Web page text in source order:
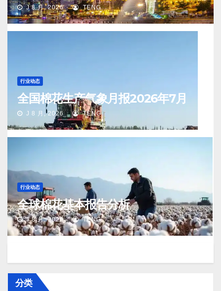
J 8 月, 2026 TENG
行业动态
全国棉花生产气象月报2026年7月
J 8 月, 2026 TENG
行业动态
全球棉花基本报告分析
J 8 月, 2026 TENG
分类